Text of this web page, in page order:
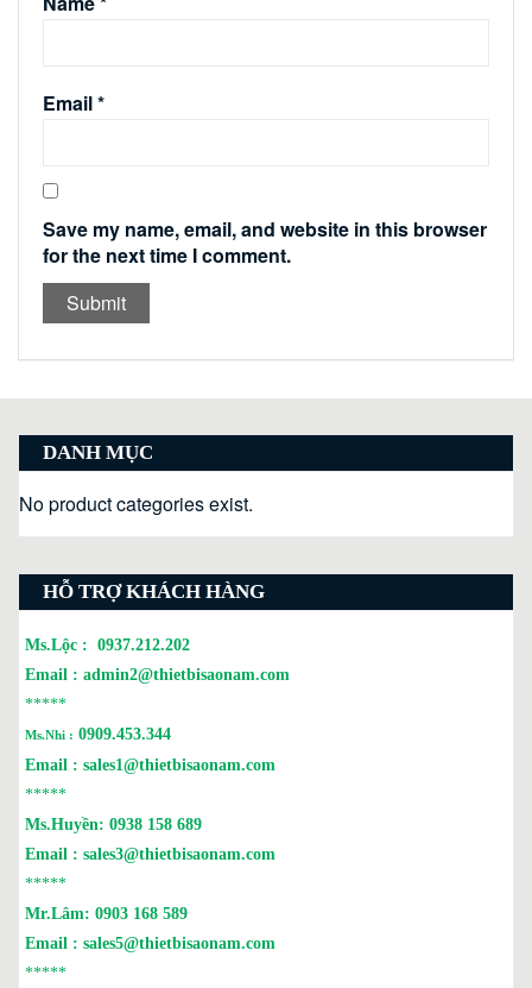
Email*
Save my name, email, and website in this browser
for the next time I comment.
DANH MỤC
No product categories exist.
HỖ TRỢ KHÁCH HÀNG
Ms.Lộc : 0937.212.202
Email : admin2@thietbisaonam.com
*****
Ms.Nhi : 0909.453.344
Email : sales1@thietbisaonam.com
*****
Ms.Huyền: 0938 158 689
Email : sales3@thietbisaonam.com
*****
Mr.Lâm: 0903 168 589
Email : sales5@thietbisaonam.com
*****